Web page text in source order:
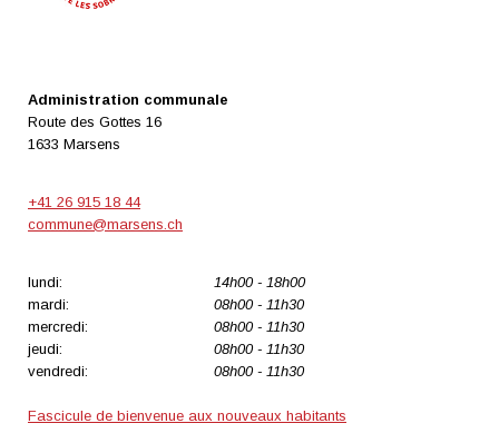
Administration communale
Route des Gottes 16
1633 Marsens
+41 26 915 18 44
commune@marsens.ch
lundi:
14h00 - 18h00
mardi:
08h00 - 11h30
mercredi:
08h00 - 11h30
jeudi:
08h00 - 11h30
vendredi:
08h00 - 11h30
Fascicule de bienvenue aux nouveaux habitants